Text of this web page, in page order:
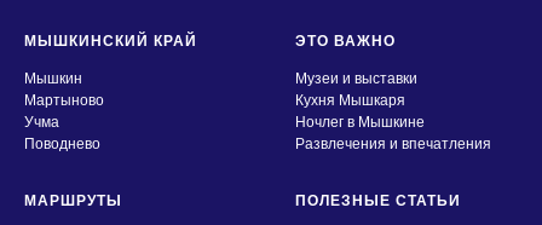
МЫШКИНСКИЙ КРАЙ
Мышкин
Мартыново
Учма
Поводнево
ЭТО ВАЖНО
Музеи и выставки
Кухня Мышкаря
Ночлег в Мышкине
Развлечения и впечатления
МАРШРУТЫ ПОЛЕЗНЫЕ СТАТЬИ